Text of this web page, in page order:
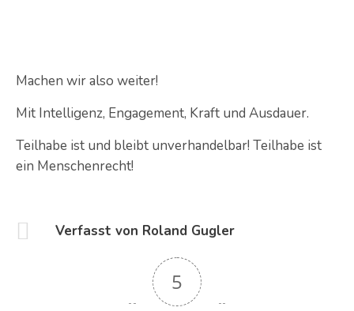
Machen wir also weiter!
Mit Intelligenz, Engagement, Kraft und Ausdauer.
Teilhabe ist und bleibt unverhandelbar! Teilhabe ist
ein Menschenrecht!
Verfasst von Roland Gugler
5